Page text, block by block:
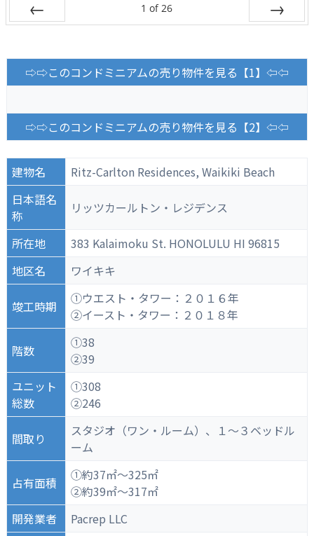
1 of 26
⇨⇨このコンドミニアムの売り物件を見る【1】⇦⇦
⇨⇨このコンドミニアムの売り物件を見る【2】⇦⇦
建物名
Ritz-Carlton Residences, Waikiki Beach
日本語名
称
リッツカールトン・レジデンス
所在地
383 Kalaimoku St. HONOLULU HI 96815
地区名
ワイキキ
竣工時期
①ウエスト・タワー：２０１６年
②イースト・タワー：２０１８年
階数
①38
②39
ユニット
総数
①308
②246
間取り
スタジオ（ワン・ルーム）、１～３ベッドル
ーム
占有面積
①約37㎡～325㎡
②約39㎡～317㎡
開発業者
Pacrep LLC